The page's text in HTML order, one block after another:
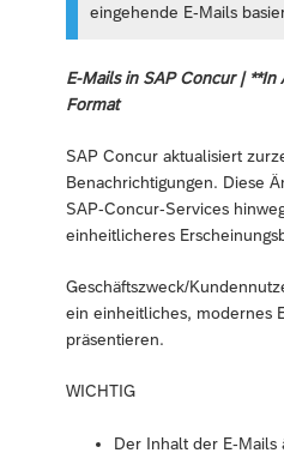
eingehende E-Mails
E-Mails in SAP Concur | **In
Format
SAP Concur aktualisiert
Benachrichtigungen. Diese
SAP-Concur-Services
einheitlicheres
Geschäftszweck/
ein einheitliches, modernes
präsentieren.
WICHTIG
Der Inhalt der E-